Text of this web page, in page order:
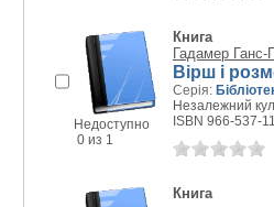
Недоступно
0 из 1
Книга
Гадамер Ганс-
Вірш і
Серія:
Незалежний
ISBN 966-537-
Книга